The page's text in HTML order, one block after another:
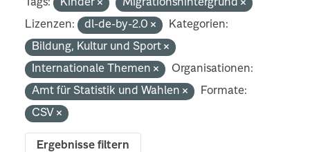
Tags: Kinder
Migrationshintergrund
Lizenzen:
dl-de-by-2.0
Kategorien:
Bildung, Kultur und Sport
Internationale Themen
Organisationen:
Amt für Statistik und Wahlen
Formate:
CSV
Ergebnisse filtern